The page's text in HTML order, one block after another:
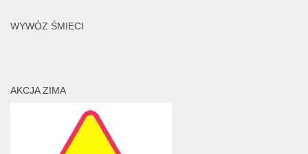
WYWÓZ ŚMIECI
AKCJA ZIMA